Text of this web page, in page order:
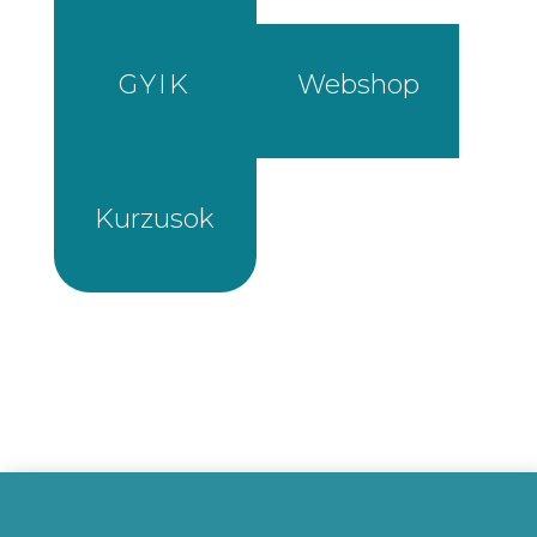
GYIK Webshop
Kurzusok